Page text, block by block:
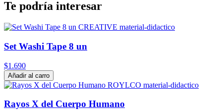
Te podría interesar
Set Washi Tape 8 un
$1.690
Añadir al carro
Rayos X del Cuerpo Humano